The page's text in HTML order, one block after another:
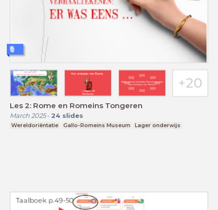
Les 2: Rome en Romeins Tongeren
March 2025- 24 slides
Wereldoriëntatie Gallo-Romeins Museum Lager onderwijs